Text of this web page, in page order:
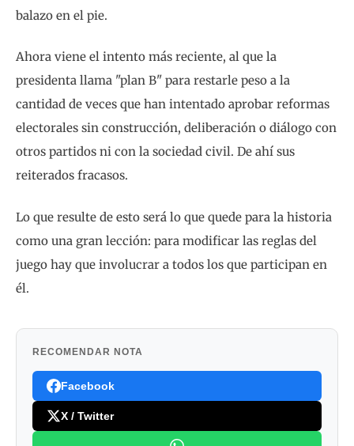
balazo en el pie.
Ahora viene el intento más reciente, al que la
presidenta llama "plan B" para restarle peso a la
cantidad de veces que han intentado aprobar reformas
electorales sin construcción, deliberación o diálogo con
otros partidos ni con la sociedad civil. De ahí sus
reiterados fracasos.
Lo que resulte de esto será lo que quede para la historia
como una gran lección: para modificar las reglas del
juego hay que involucrar a todos los que participan en
él.
RECOMENDAR NOTA
Facebook
X / Twitter